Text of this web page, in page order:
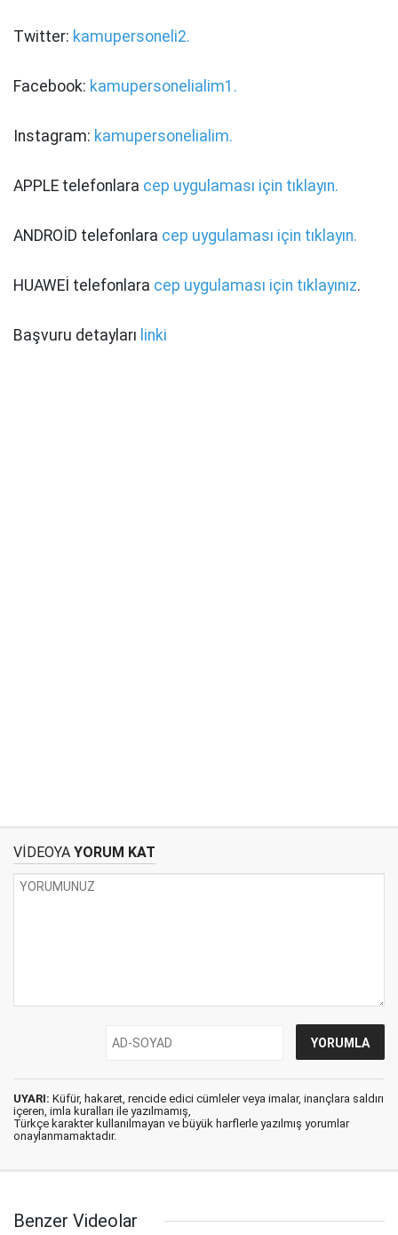
Twitter: kamupersoneli2.
Facebook: kamupersonelialim1.
Instagram: kamupersonelialim.
APPLE telefonlara cep uygulaması için tıklayın.
ANDROİD telefonlara cep uygulaması için tıklayın.
HUAWEİ telefonlara cep uygulaması için tıklayınız.
Başvuru detayları linki
VİDEOYA YORUM KAT
UYARI: Küfür, hakaret, rencide edici cümleler veya imalar, inançlara saldırı
içeren, imla kuralları ile yazılmamış,
Türkçe karakter kullanılmayan ve büyük harflerle yazılmış yorumlar
onaylanmamaktadır.
Benzer Videolar